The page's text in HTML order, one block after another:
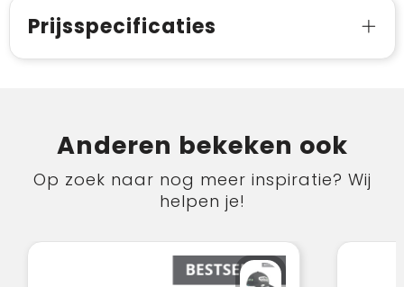
Prijsspecificaties
Anderen bekeken ook
Op zoek naar nog meer inspiratie? Wij
helpen je!